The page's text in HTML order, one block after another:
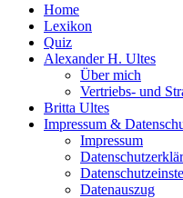
Home
Lexikon
Quiz
Alexander H. Ultes
Über mich
Vertriebs- und
Britta Ultes
Impressum &
Impressum
Datenauszug